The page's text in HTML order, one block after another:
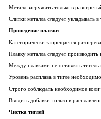
Металл загружать только в
Слитки металла следует укладывать
Проведение плавки
Категорически запрещается
Плавку металла следует
Между плавками не оставлять
Уровень расплава в тигле
Строго соблюдать необходимое
Вводить добавки только в
Чистка тиглей